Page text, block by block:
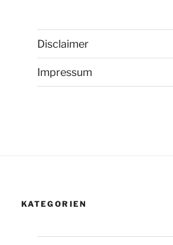
Disclaimer
Impressum
KATEGORIEN